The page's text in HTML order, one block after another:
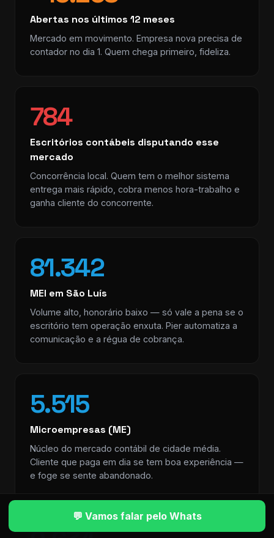
Abertas nos últimos 12 meses
Mercado em movimento. Empresa nova precisa de
contador no dia 1. Quem chega primeiro, fideliza.
784
Escritórios contábeis disputando esse
mercado
Concorrência local. Quem tem o melhor sistema
entrega mais rápido, cobra menos hora-trabalho e
ganha cliente do concorrente.
81.342
MEI em São Luís
Volume alto, honorário baixo — só vale a pena se o
escritório tem operação enxuta. Pier automatiza a
comunicação e a régua de cobrança.
5.515
Microempresas (ME)
Núcleo do mercado contábil de cidade média.
Cliente que paga em dia se tem boa experiência —
e foge se sente abandonado.
💬 Vamos falar pelo Whats